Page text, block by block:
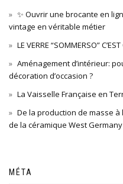
✨ Ouvrir une brocante en
vintage en véritable métier
LE VERRE “SOMMERSO”
Aménagement d’intérieur:
décoration d’occasion ?
La Vaisselle Française en
De la production de masse
de la céramique West Germany
MÉTA